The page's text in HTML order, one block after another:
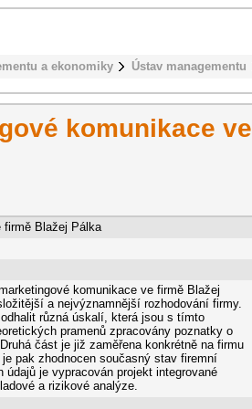
a ekonomiky Ústav managementu
komunikace ve
firmě Blažej Pálka
komunikace ve firmě Blažej
a nejvýznamnější rozhodování firmy.
různá úskalí, která jsou s tímto
pramenů zpracovány poznatky o
část je již zaměřena konkrétně na firmu
pak zhodnocen současný stav firemní
je vypracován projekt integrované
a rizikové analýze.